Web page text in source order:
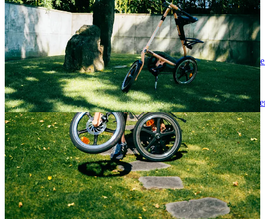
Referencje:
Praca magisterska Marka
Sandersa:https://issuu.com/mark77a/docs/
_strida
Biznes plan na rower
Strida:https://issuu.com/mark77a/docs/
_strida
Artykuł z 2+3D:https://issuu.com/mark77a/docs/2-3d
Amerykański patent na
Stridę:https://issuu.com/mark77a/docs/strida_us_us4718688a